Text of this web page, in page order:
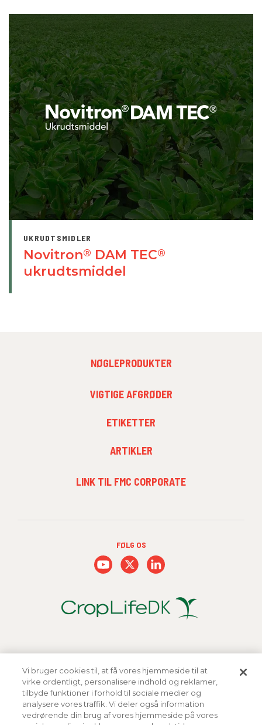
UKRUDTSMIDLER
Novitron® DAM TEC®
ukrudtsmiddel
NØGLEPRODUKTER
VIGTIGE AFGRØDER
ETIKETTER
ARTIKLER
LINK TIL FMC CORPORATE
FØLG OS
Vi bruger cookies til, at få vores hjemmeside til at
virke ordentligt, personalisere indhold og reklamer,
tilbyde funktioner i forhold til sociale medier og
analysere vores traffik. Vi deler også information
vedrørende din brug af vores hjemmeside på vores